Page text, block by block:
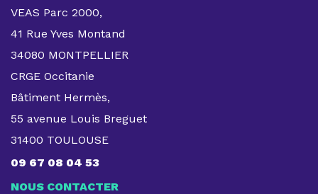
VEAS Parc 2000,
41 Rue Yves Montand
34080 MONTPELLIER
CRGE Occitanie
Bâtiment Hermès,
55 avenue Louis Breguet
31400 TOULOUSE
09 67 08 04 53
NOUS CONTACTER